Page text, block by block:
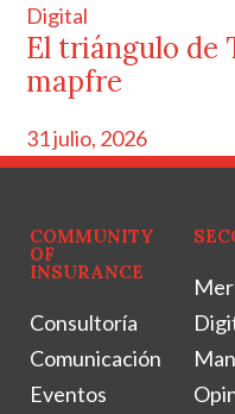
Digital
El triángulo de
mapfre
31 julio, 2026
COMMUNITY
OF
INSURANCE
Consultoría
Comunicación
Eventos